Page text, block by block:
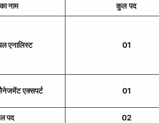
नाम कुल पद
एनालिस्ट 01
एक्सपर्ट 01
पद 02